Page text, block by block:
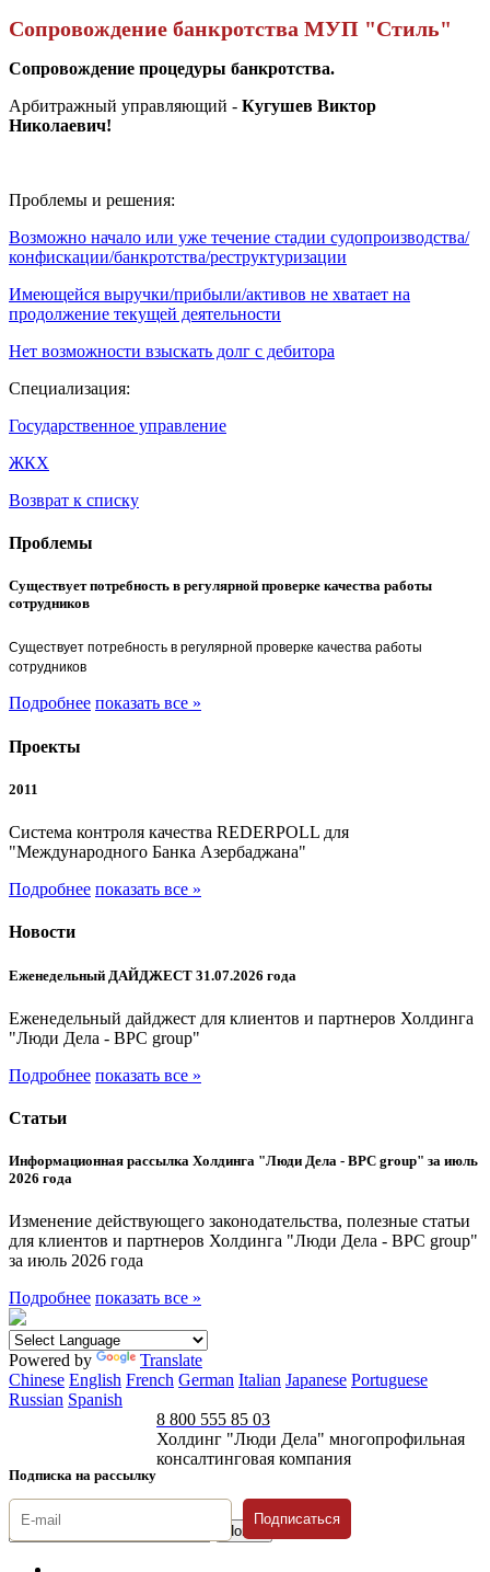
Сопровождение банкротства МУП "Стиль"
Сопровождение процедуры банкротства.
Арбитражный управляющий - Кугушев Виктор
Николаевич!
Проблемы и решения:
Возможно начало или уже течение стадии судопроизводства/
конфискации/банкротства/реструктуризации
Имеющейся выручки/прибыли/активов не хватает на
продолжение текущей деятельности
Нет возможности взыскать долг с дебитора
Специализация:
Государственное управление
ЖКХ
Возврат к списку
Проблемы
Существует потребность в регулярной проверке качества работы
сотрудников
Существует потребность в регулярной проверке качества работы
сотрудников
Подробнее показать все »
Проекты
2011
Система контроля качества REDERPOLL для
"Международного Банка Азербаджана"
Подробнее показать все »
Новости
Еженедельный ДАЙДЖЕСТ 31.07.2026 года
Еженедельный дайджест для клиентов и партнеров Холдинга
"Люди Дела - BPC group"
Подробнее показать все »
Статьи
Информационная рассылка Холдинга "Люди Дела - BPC group" за июль
2026 года
Изменение действующего законодательства, полезные статьи
для клиентов и партнеров Холдинга "Люди Дела - BPC group"
за июль 2026 года
Подробнее показать все »
Powered by
Translate
Chinese English French German Italian Japanese Portuguese
Russian Spanish
Подписка на рассылку
8 800 555 85 03
Холдинг "Люди Дела" многопрофильная
консалтинговая компания
Подписаться